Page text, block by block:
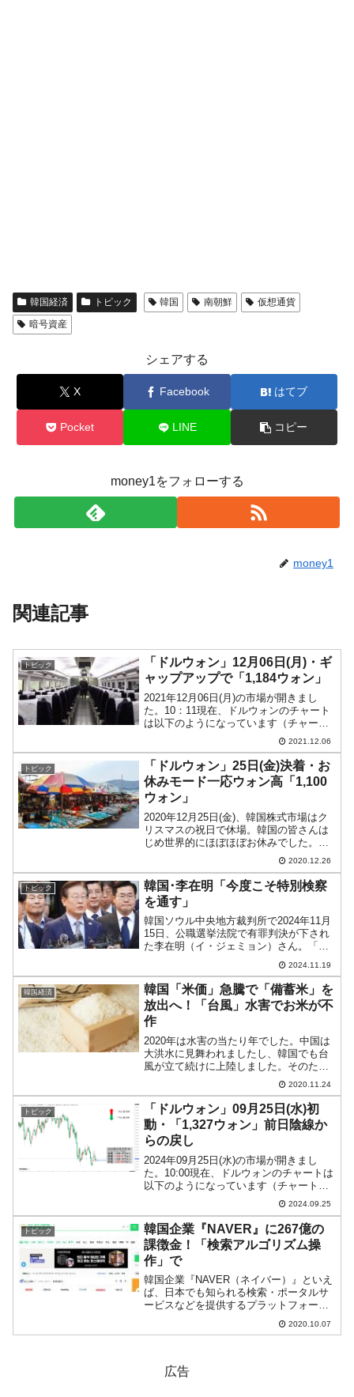
韓国経済 トピック 韓国 南朝鮮
仮想通貨
暗号資産
シェアする
X Facebook はてブ
Pocket LINE コピー
money1をフォローする
money1
関連記事
トピック
「ドルウォン」12月06日(月)・ギ
ャップアップで「1,184ウォン」
2021年12月06日(月)の市場が開きまし
た。10：11現在、ドルウォンのチャート
は以下のようになっています（チャート
は『Investing.com』より引用）。
『Investing.com』さんのチャート描画が
前日途中からおかしかったの...
2021.12.06
トピック
「ドルウォン」25日(金)決着・お
休みモード一応ウォン高「1,100
ウォン」
2020年12月25日(金)、韓国株式市場はク
リスマスの祝日で休場。韓国の皆さんは
じめ世界的にほぼほぼお休みでした。一
応いつもどおりご報告申し上げます。12
月26日05：57現在、ドルウォンチャート
は以下のようになっています（チャート
は『I...
2020.12.26
トピック
韓国･李在明「今度こそ特別検察
を通す」
韓国ソウル中央地方裁判所で2024年11月
15日、公職選挙法院で有罪判決が下され
た李在明（イ・ジェミョン）さん。「監
獄に行きたくないでござる」で上訴する
つもりですが、あくまでも尹錫悦（ユ
ン・ソギョル）さんを大統領の座から引
きずり下ろすつもり...
2024.11.19
韓国経済
韓国「米価」急騰で「備蓄米」を
放出へ！「台風」水害でお米が不
作
2020年は水害の当たり年でした。中国は
大洪水に見舞われましたし、韓国でも台
風が立て続けに上陸しました。そのた
め、お米の収穫が大きな打撃を受けたの
です。韓国お米の生産量2020年：351万
トン（対前年比：6.4％減少）2019年：
374万ト...
2020.11.24
トピック
「ドルウォン」09月25日(水)初
動・「1,327ウォン」前日陰線か
らの戻し
2024年09月25日(水)の市場が開きまし
た。10:00現在、ドルウォンのチャートは
以下のようになっています（チャートは
『Investing.com』より引用）。これから
ローソク足の調整が入るかもしれません
が、結局前日は陰線。本日はその戻...
2024.09.25
トピック
韓国企業『NAVER』に267億の
課徴金！「検索アルゴリズム操
作」で
韓国企業『NAVER（ネイバー）』といえ
ば、日本でも知られる検索・ポータルサ
ービスなどを提供するプラットフォーム
業者です。しかし、自らの立場を利用
し、「検索アルゴリスム」を自分たちに
2020.10.07
広告